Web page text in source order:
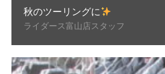
秋のツーリングに
ライダース富山店スタッフ